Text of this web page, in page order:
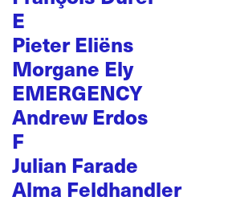
E
Pieter Eliëns
Morgane Ely
EMERGENCY
Andrew Erdos
F
Julian Farade
Alma Feldhandler